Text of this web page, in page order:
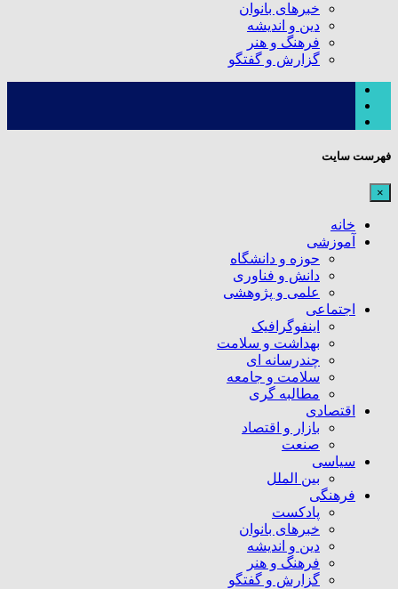
خبرهای بانوان
دین و اندیشه
فرهنگ و هنر
گزارش و گفتگو
فهرست سایت
×
خانه
آموزشی
حوزه و دانشگاه
دانش و فناوری
علمی و پژوهشی
اجتماعی
اینفوگرافیک
بهداشت و سلامت
چندرسانه ای
سلامت و جامعه
مطالبه گری
اقتصادی
بازار و اقتصاد
صنعت
سیاسی
بین الملل
فرهنگی
پادکست
خبرهای بانوان
دین و اندیشه
فرهنگ و هنر
گزارش و گفتگو